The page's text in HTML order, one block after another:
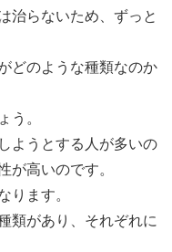
治らないため、ずっと
どのような種類なのか
う。
ようとする人が多いの
が高いのです。
ります。
類があり、それぞれに